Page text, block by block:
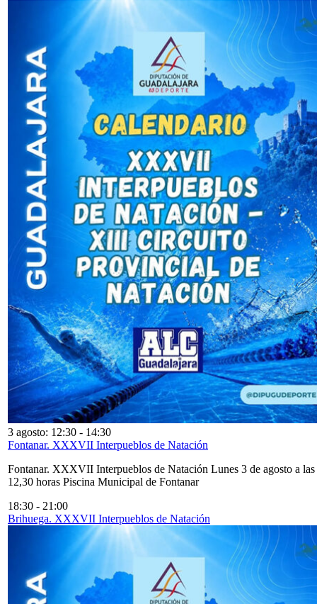
3 agosto: 12:30 - 14:30
Fontanar. XXXVII Interpueblos de Natación
Fontanar. XXXVII Interpueblos de Natación Lunes 3 de agosto a las
12,30 horas Piscina Municipal de Fontanar
18:30 - 21:00
Brihuega. XXXVII Interpueblos de Natación